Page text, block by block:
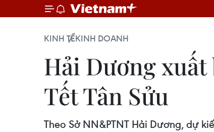
KINH TẾKINH DOANH
Hải Dương
Tết Tân Sửu
Theo Sở NN&PTNT Hải Dương, dự